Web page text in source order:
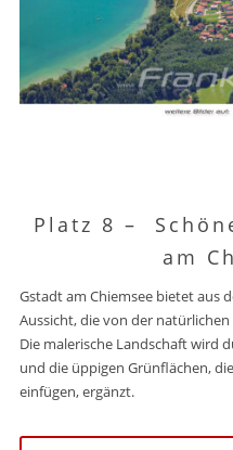
Platz 8 –
am
Gstadt am Chiemsee bietet aus
Aussicht, die von der
Die malerische Landschaft wird
und die üppigen Grünflächen,
einfügen, ergänzt.